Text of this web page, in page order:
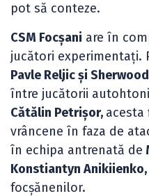
pot să conteze.
CSM Focșani are în
jucători experimentați.
Pavle Reljic și
între jucătorii
Cătălin Petrișor,
vrâncene în faza de
în echipa antrenată de
Konstiantyn Anikiienko,
focșănenilor.